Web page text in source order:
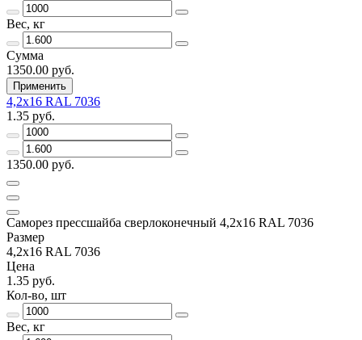
Вес, кг
Сумма
1350.00 руб.
Применить
4,2х16 RAL 7036
1.35 руб.
1350.00 руб.
Саморез прессшайба сверлоконечный 4,2х16 RAL 7036
Размер
4,2х16 RAL 7036
Цена
1.35 руб.
Кол-во, шт
Вес, кг